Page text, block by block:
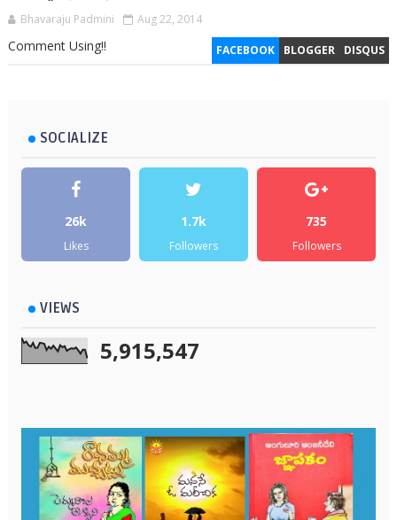
Bhavaraju Padmini Aug 22, 2014
FACEBOOK BLOGGER DISQUS
Comment Using!!
SOCIALIZE
26k
Likes
1.7k
Followers
735
Followers
VIEWS
5,915,547